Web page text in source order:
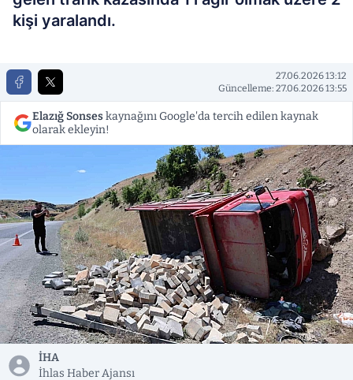
kişi yaralandı.
27.06.2026 13:12
Güncelleme: 27.06.2026 13:55
Elazığ Sonseskaynağını Google'da tercih edilen kaynak
olarak ekleyin!
İHA
İhlas Haber Ajansı